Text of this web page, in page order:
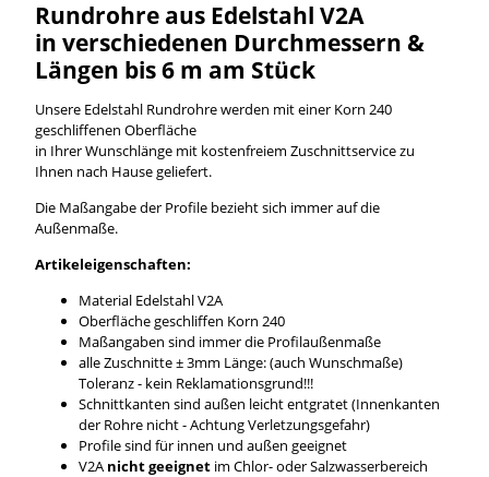
Rundrohre aus Edelstahl V2A
in verschiedenen Durchmessern &
Längen bis 6 m am Stück
Unsere Edelstahl Rundrohre werden mit einer Korn 240
geschliffenen Oberfläche
in Ihrer Wunschlänge mit kostenfreiem Zuschnittservice zu
Ihnen nach Hause geliefert.
Die Maßangabe der Profile bezieht sich immer auf die
Außenmaße.
Artikeleigenschaften:
Material Edelstahl V2A
Oberfläche geschliffen Korn 240
Maßangaben sind immer die Profilaußenmaße
alle Zuschnitte ± 3mm Länge: (auch Wunschmaße)
Toleranz - kein Reklamationsgrund!!!
Schnittkanten sind außen leicht entgratet (Innenkanten
der Rohre nicht - Achtung Verletzungsgefahr)
Profile sind für innen und außen geeignet
V2A nicht geeignet im Chlor- oder Salzwasserbereich